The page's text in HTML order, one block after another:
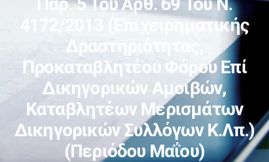
4172/2013 (επιχειρηματικής
Δραστηριότητας,
Προκαταβλητέου Φόρου Επί
Δικηγορικών Αμοιβών,
Καταβλητέων Μερισμάτων
Δικηγορικών Συλλόγων Κ.λπ.)
(περιόδου Μαΐου)